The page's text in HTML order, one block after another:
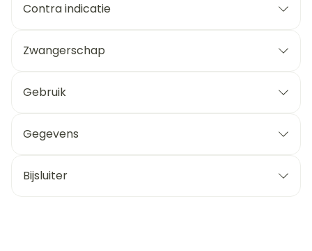
Contra indicatie
Zwangerschap
Gebruik
Gegevens
Bijsluiter